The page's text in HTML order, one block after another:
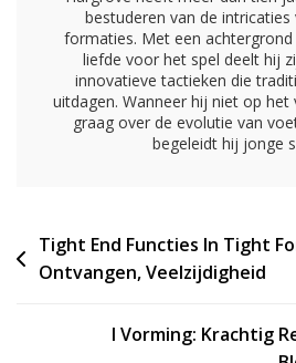
bestuderen van de intricaties
formaties. Met een achtergrond
liefde voor het spel deelt hij
innovatieve tactieken die
uitdagen. Wanneer hij niet op
graag over de evolutie van
begeleidt hij jonge
Post
navigation
Tight End Functies In Tight
Ontvangen, Veelzijdigheid
I Vorming: Krachtig